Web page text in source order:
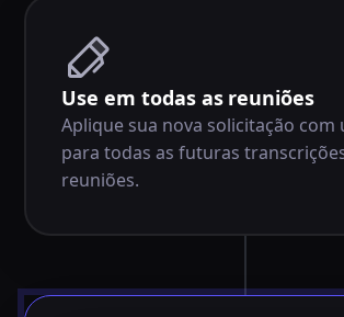
Use em todas as reuniões
Aplique sua nova solicitação com
para todas as futuras
reuniões.